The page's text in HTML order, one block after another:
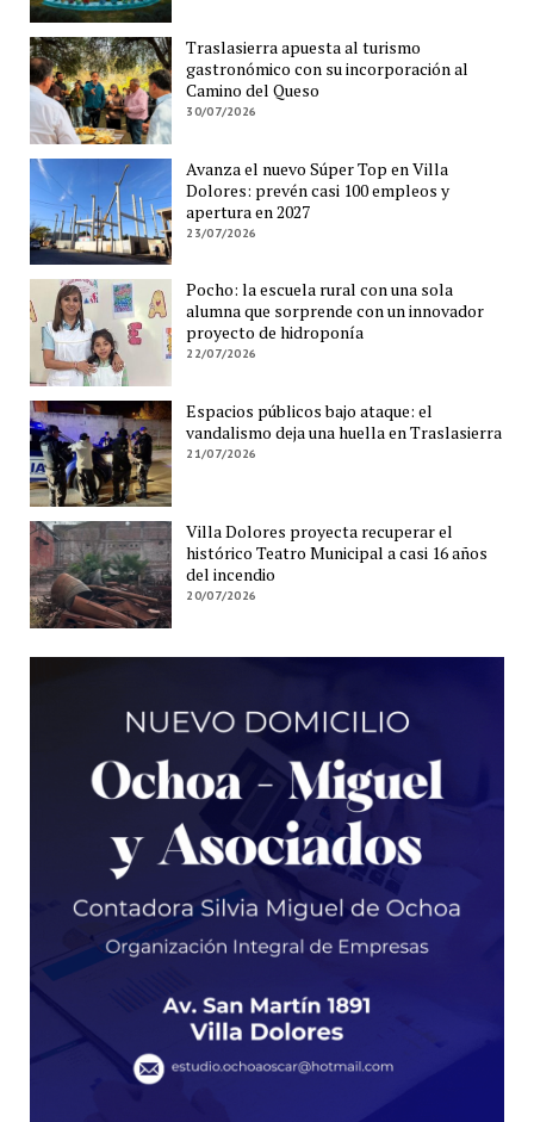
Traslasierra apuesta al turismo
gastronómico con su incorporación al
Camino del Queso
30/07/2026
Avanza el nuevo Súper Top en Villa
Dolores: prevén casi 100 empleos y
apertura en 2027
23/07/2026
Pocho: la escuela rural con una sola
alumna que sorprende con un innovador
proyecto de hidroponía
22/07/2026
Espacios públicos bajo ataque: el
vandalismo deja una huella en Traslasierra
21/07/2026
Villa Dolores proyecta recuperar el
histórico Teatro Municipal a casi 16 años
del incendio
20/07/2026